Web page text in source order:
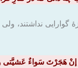
گوارایی نداشتند،
هَجَرْتَ سَواءٌ عَشیَّتی